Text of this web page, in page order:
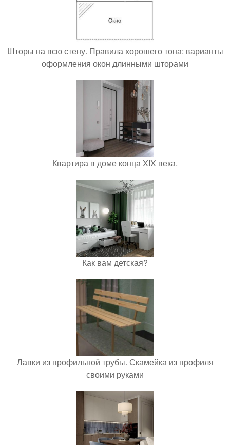
Шторы на всю стену. Правила хорошего тона: варианты
оформления окон длинными шторами
Квартира в доме конца XIX века.
Как вам детская?
Лавки из профильной трубы. Скамейка из профиля
своими руками